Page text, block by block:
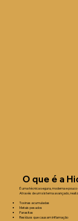
O que é a
É uma técnica segura, moderna e pouco
Através de um sistema avançado,
Toxinas acumuladas
Metais pesados
Parasitas
Resíduos que causam inflamação